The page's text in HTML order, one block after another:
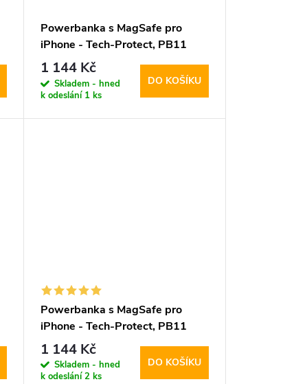
Powerbanka s MagSafe pro
iPhone - Tech-Protect, PB11
LifeMag 10000mAh Titanium
1 144 Kč
Skladem - hned
k odeslání 1 ks
DO KOŠÍKU
Powerbanka s MagSafe pro
iPhone - Tech-Protect, PB11
LifeMag 10000mAh Black
1 144 Kč
Skladem - hned
k odeslání2 ks
DO KOŠÍKU